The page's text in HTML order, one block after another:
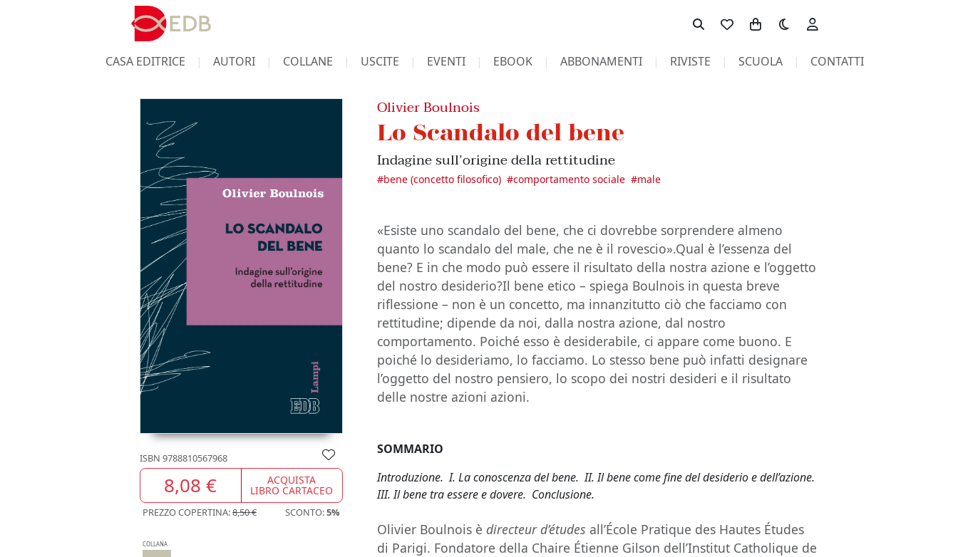
Toggle theme
CASA EDITRICE AUTORI COLLANE USCITE EVENTI EBOOK ABBONAMENTI RIVISTE SCUOLA CONTATTI
ISBN 9788810567968
8,08 € ACQUISTA
LIBRO CARTACEO
PREZZO COPERTINA:8,50 € SCONTO:5%
COLLANA
Olivier Boulnois
Lo Scandalo del bene
Indagine sull’origine della rettitudine
#bene (concetto filosofico) #comportamento sociale #male
«Esiste uno scandalo del bene, che ci dovrebbe sorprendere almeno
quanto lo scandalo del male, che ne è il rovescio».Qual è l’essenza del
bene? E in che modo può essere il risultato della nostra azione e l’oggetto
del nostro desiderio?Il bene etico – spiega Boulnois in questa breve
riflessione – non è un concetto, ma innanzitutto ciò che facciamo con
rettitudine; dipende da noi, dalla nostra azione, dal nostro
comportamento. Poiché esso è desiderabile, ci appare come buono. E
poiché lo desideriamo, lo facciamo. Lo stesso bene può infatti designare
l’oggetto del nostro pensiero, lo scopo dei nostri desideri e il risultato
delle nostre azioni azioni.
SOMMARIO
Introduzione. I. La conoscenza del bene. II. Il bene come fine del desiderio e dell’azione.
III. Il bene tra essere e dovere. Conclusione.
Olivier Boulnois è directeur d’études all’École Pratique des Hautes Études
di Parigi. Fondatore della Chaire Étienne Gilson dell’Institut Catholique de